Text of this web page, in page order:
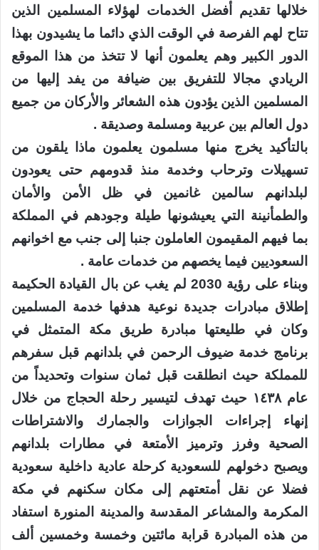
خلالها تقديم أفضل الخدمات لهؤلاء المسلمين الذين
تتاح لهم الفرصة في الوقت الذي دائما ما يشيدون بهذا
الدور الكبير وهم يعلمون أنها لا تتخذ من هذا الموقع
الريادي مجالا للتفريق بين ضيافة من يفد إليها من
المسلمين الذين يؤدون هذه الشعائر والأركان من جميع
دول العالم بين عربية ومسلمة وصديقة .
بالتأكيد يخرج منها مسلمون يعلمون ماذا يلقون من
تسهيلات وترحاب وخدمة منذ قدومهم حتى يعودون
لبلدانهم سالمين غانمين في ظل الأمن والأمان
والطمأنينة التي يعيشونها طيلة وجودهم في المملكة
بما فيهم المقيمون العاملون جنبا إلى جنب مع اخوانهم
السعوديين فيما يخصهم من خدمات عامة .
وبناء على رؤية 2030 لم يغب عن بال القيادة الحكيمة
إطلاق مبادرات جديدة نوعية هدفها خدمة المسلمين
وكان في طليعتها مبادرة طريق مكة المتمثل في
برنامج خدمة ضيوف الرحمن في بلدانهم قبل سفرهم
للمملكة حيث انطلقت قبل ثمان سنوات وتحديداً من
عام ١٤٣٨ حيث تهدف لتيسير رحلة الحجاج من خلال
إنهاء إجراءات الجوازات والجمارك والاشتراطات
الصحية وفرز وترميز الأمتعة في مطارات بلدانهم
ويصبح دخولهم للسعودية كرحلة عادية داخلية سعودية
فضلا عن نقل أمتعتهم إلى مكان سكنهم في مكة
المكرمة والمشاعر المقدسة والمدينة المنورة استفاد
من هذه المبادرة قرابة مائتين وخمسة وخمسين ألف